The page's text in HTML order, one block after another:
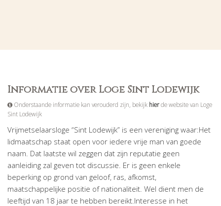
Informatie over Loge Sint Lodewijk
Onderstaande informatie kan verouderd zijn, bekijk hierde website van Loge
Sint Lodewijk
Vrijmetselaarsloge “Sint Lodewijk” is een vereniging waar:Het
lidmaatschap staat open voor iedere vrije man van goede
naam. Dat laatste wil zeggen dat zijn reputatie geen
aanleiding zal geven tot discussie. Er is geen enkele
beperking op grond van geloof, ras, afkomst,
maatschappelijke positie of nationaliteit. Wel dient men de
leeftijd van 18 jaar te hebben bereikt.Interesse in het